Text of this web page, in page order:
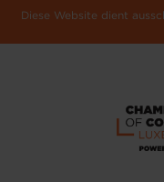
Diese Website dient